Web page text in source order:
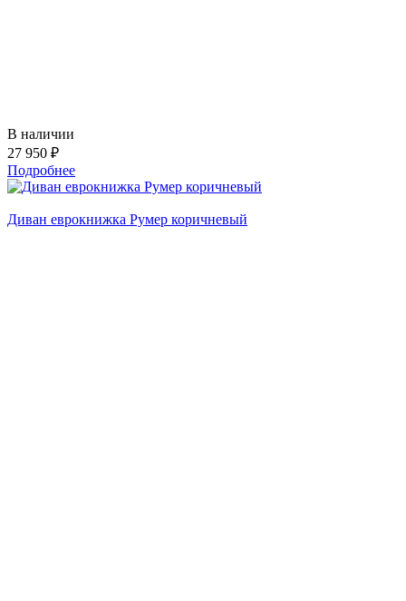
В наличии
27 950 ₽
Подробнее
Диван еврокнижка Румер коричневый